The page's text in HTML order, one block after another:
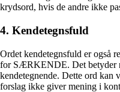
krydsord, hvis de andre ikke
4. Kendetegnsfuld
Ordet kendetegnsfuld er også
for SÆRKENDE. Det betyder
kendetegnende. Dette ord kan
forslag ikke giver mening i